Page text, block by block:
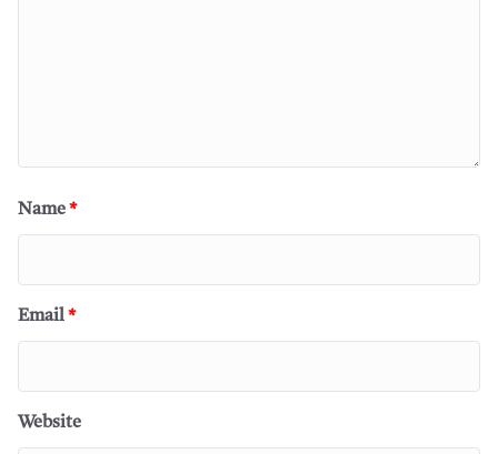
Name*
Email*
Website